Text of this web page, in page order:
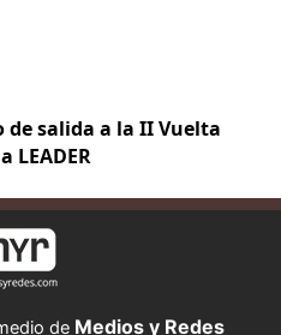
de salida a la II Vuelta
LEADER
de Medios y Redes